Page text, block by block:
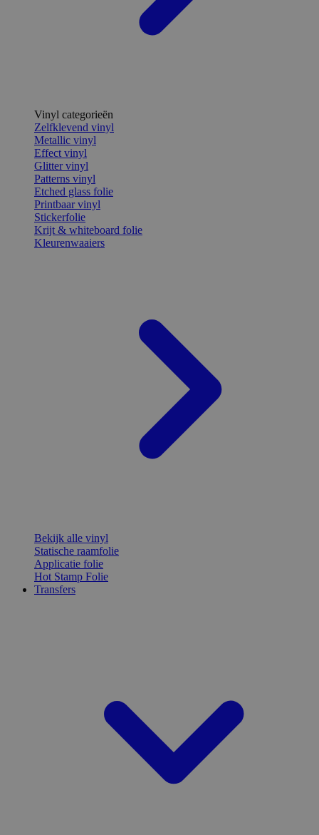
Vinyl categorieën
Zelfklevend vinyl
Metallic vinyl
Effect vinyl
Glitter vinyl
Patterns vinyl
Etched glass folie
Printbaar vinyl
Stickerfolie
Krijt & whiteboard folie
Kleurenwaaiers
Bekijk alle vinyl
Statische raamfolie
Applicatie folie
Hot Stamp Folie
Transfers